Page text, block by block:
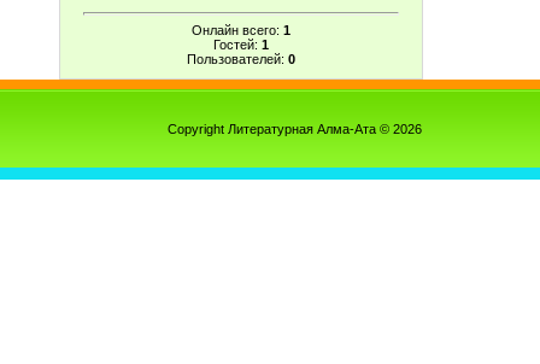
Онлайн всего: 1
Гостей: 1
Пользователей: 0
Copyright Литературная Алма-Ата © 2026